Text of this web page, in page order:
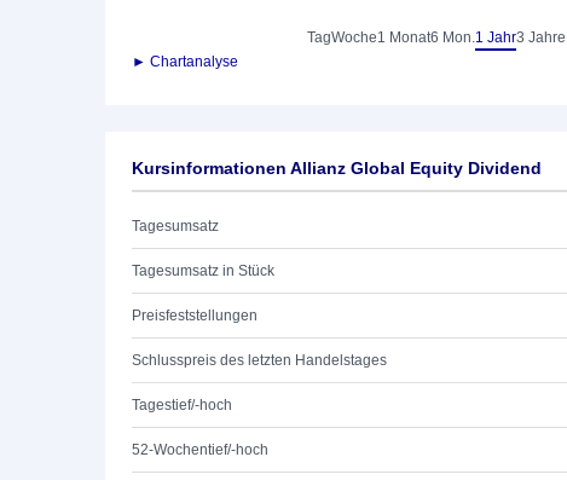
TagWoche1 Monat6 Mon.1 Jahr3 Jahre
► Chartanalyse
Kursinformationen Allianz Global Equity Dividend
Tagesumsatz
Tagesumsatz in Stück
Preisfeststellungen
Schlusspreis des letzten Handelstages
Tagestief/-hoch
52-Wochentief/-hoch